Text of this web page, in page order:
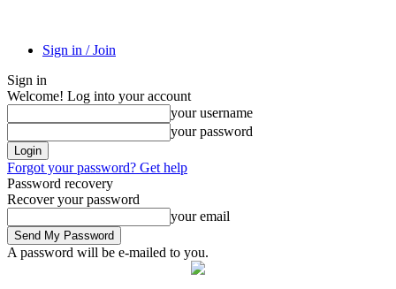
Sign in / Join
Sign in
Welcome! Log into your account
your username
your password
Forgot your password? Get help
Password recovery
Recover your password
your email
A password will be e-mailed to you.